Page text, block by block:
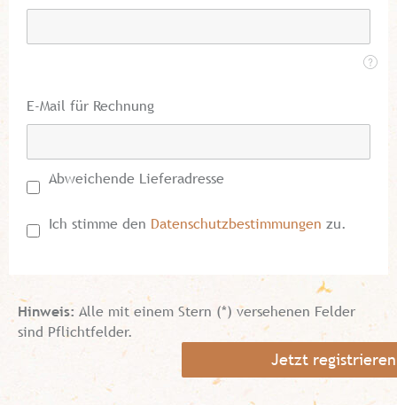
E-Mail für Rechnung
Abweichende Lieferadresse
Ich stimme den Datenschutzbestimmungen zu.
Hinweis: Alle mit einem Stern (*) versehenen Felder
sind Pflichtfelder.
Jetzt